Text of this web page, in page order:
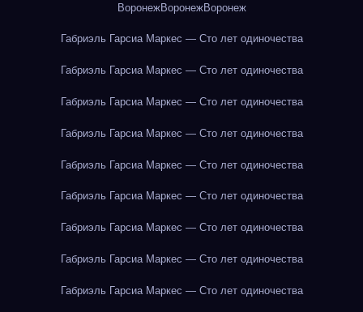
ВоронежВоронежВоронеж
Габриэль Гарсиа Маркес — Сто лет одиночества
Габриэль Гарсиа Маркес — Сто лет одиночества
Габриэль Гарсиа Маркес — Сто лет одиночества
Габриэль Гарсиа Маркес — Сто лет одиночества
Габриэль Гарсиа Маркес — Сто лет одиночества
Габриэль Гарсиа Маркес — Сто лет одиночества
Габриэль Гарсиа Маркес — Сто лет одиночества
Габриэль Гарсиа Маркес — Сто лет одиночества
Габриэль Гарсиа Маркес — Сто лет одиночества